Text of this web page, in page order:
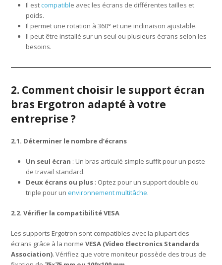
Il estcompatible avec les écrans de différentes tailles et
poids.
Il permet une rotation à 360° et une inclinaison ajustable.
Il peut être installé sur un seul ou plusieurs écrans selon les
besoins.
2. Comment choisir le support écran
bras Ergotron adapté à votre
entreprise ?
2.1. Déterminer le nombre d’écrans
Un seul écran : Un bras articulé simple suffit pour un poste
de travail standard.
Deux écrans ou plus : Optez pour un support double ou
triple pour unenvironnement multitâche.
2.2. Vérifier la compatibilité VESA
Les supports Ergotron sont compatibles avec la plupart des
écrans grâce à la normeVESA (Video Electronics Standards
Association). Vérifiez que votre moniteur possède des trous de